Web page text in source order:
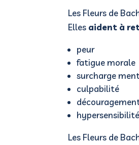
Les Fleurs de
Elles aident à
peur
fatigue morale
surcharge
culpabilité
hypersensibilité
Les Fleurs de